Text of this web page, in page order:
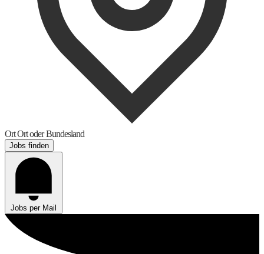
OrtOrt oder Bundesland
Jobs finden
Jobs per Mail